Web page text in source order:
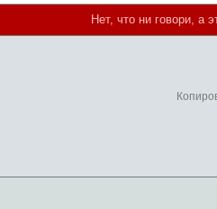
Нет, что ни говори, а